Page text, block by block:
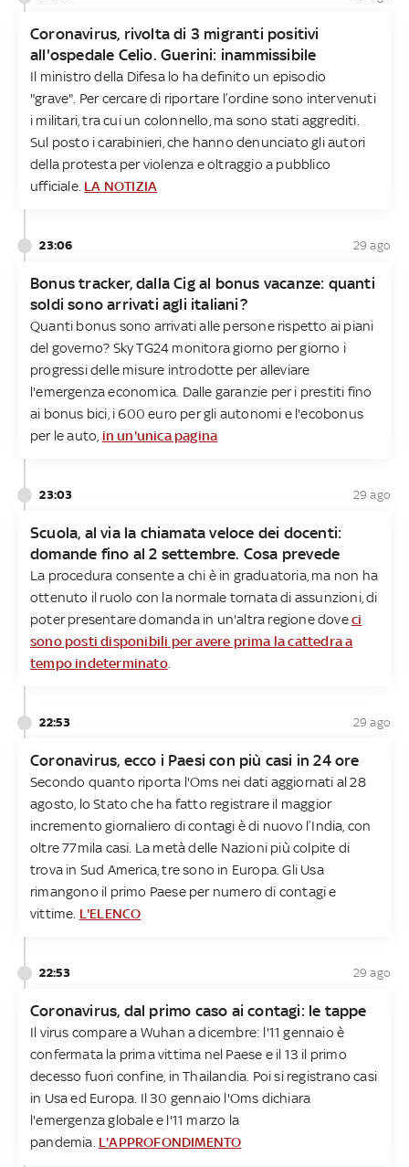
Coronavirus, rivolta di 3 migranti positivi
all'ospedale Celio. Guerini: inammissibile
Il ministro della Difesa lo ha definito un episodio
"grave". Per cercare di riportare l’ordine sono intervenuti
i militari, tra cui un colonnello, ma sono stati aggrediti.
Sul posto i carabinieri, che hanno denunciato gli autori
della protesta per violenza e oltraggio a pubblico
ufficiale. LA NOTIZIA
23:06 29 ago
Bonus tracker, dalla Cig al bonus vacanze: quanti
soldi sono arrivati agli italiani?
Quanti bonus sono arrivati alle persone rispetto ai piani
del governo? Sky TG24 monitora giorno per giorno i
progressi delle misure introdotte per alleviare
l'emergenza economica. Dalle garanzie per i prestiti fino
ai bonus bici, i 600 euro per gli autonomi e l'ecobonus
per le auto, in un'unica pagina
23:03 29 ago
Scuola, al via la chiamata veloce dei docenti:
domande fino al 2 settembre. Cosa prevede
La procedura consente a chi è in graduatoria, ma non ha
ottenuto il ruolo con la normale tornata di assunzioni, di
poter presentare domanda in un'altra regione doveci
sono posti disponibili per avere prima la cattedra a
tempo indeterminato.
22:53 29 ago
Coronavirus, ecco i Paesi con più casi in 24 ore
Secondo quanto riporta l'Oms nei dati aggiornati al 28
agosto, lo Stato che ha fatto registrare il maggior
incremento giornaliero di contagi è di nuovo l’India, con
oltre 77mila casi. La metà delle Nazioni più colpite di
trova in Sud America, tre sono in Europa. Gli Usa
rimangono il primo Paese per numero di contagi e
vittime. L'ELENCO
22:53 29 ago
Coronavirus, dal primo caso ai contagi: le tappe
Il virus compare a Wuhan a dicembre: l'11 gennaio è
confermata la prima vittima nel Paese e il 13 il primo
decesso fuori confine, in Thailandia. Poi si registrano casi
in Usa ed Europa. Il 30 gennaio l'Oms dichiara
l'emergenza globale e l'11 marzo la
pandemia. L'APPROFONDIMENTO